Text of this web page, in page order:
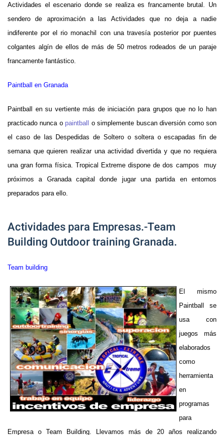
Actividades el escenario donde se realiza es francamente brutal. Un
sendero de aproximación a las Actividades que no deja a nadie
indiferente por el rio monachil con una travesía posterior por puentes
colgantes algín de ellos de más de 50 metros rodeados de un paraje
francamente fantástico.
Paintball en Granada
Paintball en su vertiente más de iniciación para grupos que no lo han
practicado nunca o paintball o simplemente buscan diversión como son
el caso de las Despedidas de Soltero o soltera o escapadas fin de
semana que quieren realizar una actividad divertida y que no requiera
una gran forma física. Tropical Extreme dispone de dos campos muy
próximos a Granada capital donde jugar una partida en entornos
preparados para ello.
Actividades para Empresas.-Team
Building Outdoor training Granada.
Team building
El mismo
Paintball se
usa con
juegos más
elaborados
como
herramienta
en
programas
para
Empresa o Team Building. Llevamos más de 20 años realizando